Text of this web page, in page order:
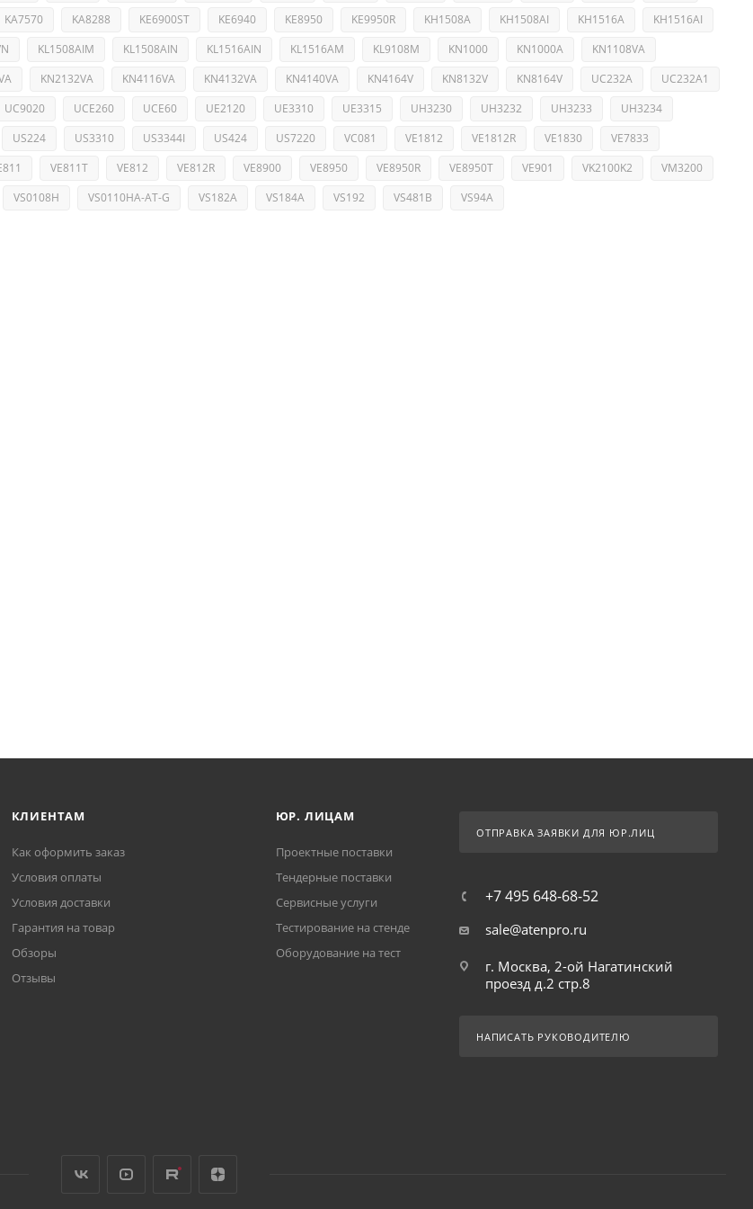
KA7570 KA8288 KE6900ST KE6940 KE8950 KE9950R KH1508A KH1508AI KH1516A
KH1516AI
KL1508AIM KL1508AIN KL1516AIN KL1516AM KL9108M KN1000 KN1000A
KN1108VA
KN2132VA KN4116VA KN4132VA KN4140VA KN4164V KN8132V KN8164V UC232A
UC232A1
UC9020 UCE260 UCE60 UE2120 UE3310 UE3315 UH3230 UH3232 UH3233
UH3234
US224 US3310 US3344I US424 US7220 VC081 VE1812 VE1812R VE1830
VE7833
VE811T VE812 VE812R VE8900 VE8950 VE8950R VE8950T VE901 VK2100K2
VM3200
VS0108H VS0110HA-AT-G VS182A VS184A VS192 VS481B VS94A
КЛИЕНТАМ
Как оформить заказ
Условия оплаты
Условия доставки
Гарантия на товар
Обзоры
Отзывы
ЮР. ЛИЦАМ
Проектные поставки
Тендерные поставки
Сервисные услуги
Тестирование на стенде
Оборудование на тест
ОТПРАВКА ЗАЯВКИ ДЛЯ ЮР.ЛИЦ
+7 495 648-68-52
sale@atenpro.ru
г. Москва, 2-ой Нагатинский
проезд д.2 стр.8
НАПИСАТЬ РУКОВОДИТЕЛЮ